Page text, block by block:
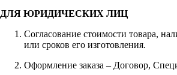
ДЛЯ ЮРИДИЧЕСКИХ ЛИЦ
Согласование стоимости товара,
или сроков его изготовления.
Оформление заказа – Договор,